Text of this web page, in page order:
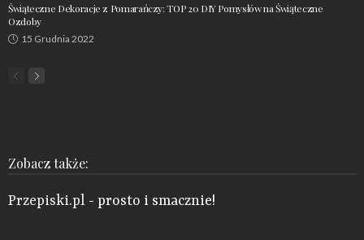
Świąteczne Dekoracje z Pomarańczy: TOP 20 DIY Pomysłów na Świąteczne
Ozdoby
15 Grudnia 2022
Zobacz także:
Przepiski.pl - prosto i smacznie!